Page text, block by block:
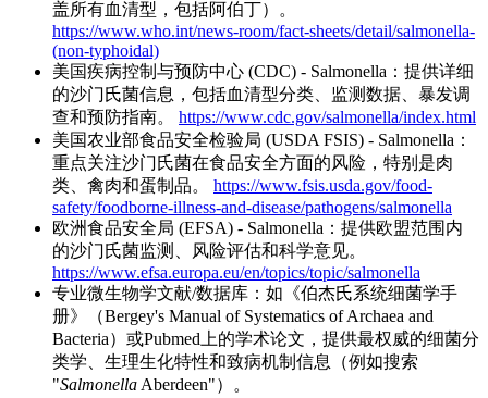
盖所有血清型，包括阿伯丁）。
https://www.who.int/news-room/fact-sheets/detail/salmonella-
(non-typhoidal)
美国疾病控制与预防中心 (CDC) - Salmonella：提供详细
的沙门氏菌信息，包括血清型分类、监测数据、暴发调
查和预防指南。 https://www.cdc.gov/salmonella/index.html
美国农业部食品安全检验局 (USDA FSIS) - Salmonella：
重点关注沙门氏菌在食品安全方面的风险，特别是肉
类、禽肉和蛋制品。 https://www.fsis.usda.gov/food-
safety/foodborne-illness-and-disease/pathogens/salmonella
欧洲食品安全局 (EFSA) - Salmonella：提供欧盟范围内
的沙门氏菌监测、风险评估和科学意见。
https://www.efsa.europa.eu/en/topics/topic/salmonella
专业微生物学文献/数据库：如《伯杰氏系统细菌学手
册》（Bergey's Manual of Systematics of Archaea and
Bacteria）或Pubmed上的学术论文，提供最权威的细菌分
类学、生理生化特性和致病机制信息（例如搜索
"Salmonella Aberdeen"）。